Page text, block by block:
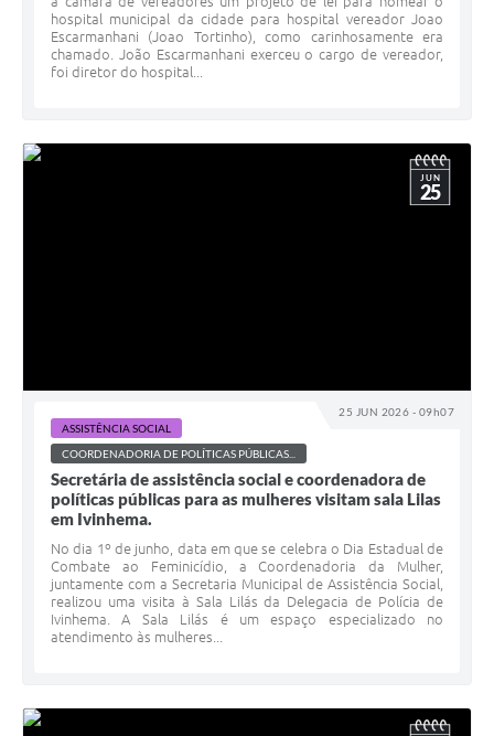
hospital municipal da cidade para hospital vereador Joao
Escarmanhani (Joao Tortinho), como carinhosamente era
chamado. João Escarmanhani exerceu o cargo de vereador,
foi diretor do hospital...
25 JUN 2026 - 09h07
JUN
25
ASSISTÊNCIA SOCIAL
COORDENADORIA DE POLÍTICAS PÚBLICAS...
Secretária de assistência social e coordenadora de
políticas públicas para as mulheres visitam sala Lilas
em Ivinhema.
No dia 1º de junho, data em que se celebra o Dia Estadual de
Combate ao Feminicídio, a Coordenadoria da Mulher,
juntamente com a Secretaria Municipal de Assistência Social,
realizou uma visita à Sala Lilás da Delegacia de Polícia de
Ivinhema. A Sala Lilás é um espaço especializado no
atendimento às mulheres...